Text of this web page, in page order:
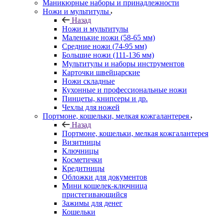
Маникюрные наборы и принадлежности
Ножи и мультитулы
Назад
Ножи и мультитулы
Маленькие ножи (58-65 мм)
Средние ножи (74-95 мм)
Большие ножи (111-136 мм)
Мультитулы и наборы инструментов
Карточки швейцарские
Ножи складные
Кухонные и профессиональные ножи
Пинцеты, книпсеры и др.
Чехлы для ножей
Портмоне, кошельки, мелкая кожгалантерея
Назад
Портмоне, кошельки, мелкая кожгалантерея
Визитницы
Ключницы
Косметички
Кредитницы
Обложки для документов
Мини кошелек-ключница
пристегивающийся
Зажимы для денег
Кошельки